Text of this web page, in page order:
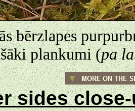
bērzlapes
plankumi (pa
sides